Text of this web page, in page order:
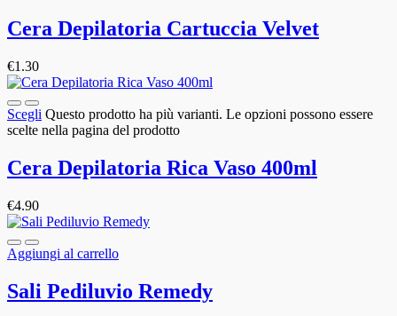
Cera Depilatoria Cartuccia Velvet
€1.30
Scegli Questo prodotto ha più varianti. Le opzioni possono essere
scelte nella pagina del prodotto
Cera Depilatoria Rica Vaso 400ml
€4.90
Aggiungi al carrello
Sali Pediluvio Remedy